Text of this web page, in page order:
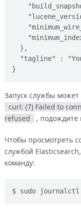
  },
"tagline" :
Запуск службы может
curl: (7) Failed to
refused
, подождите
Чтобы просмотреть
службой
команду:
sudo